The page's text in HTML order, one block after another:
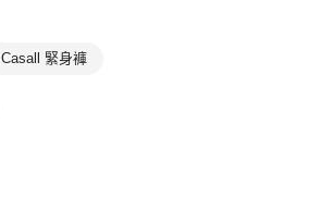
Casall 緊身褲